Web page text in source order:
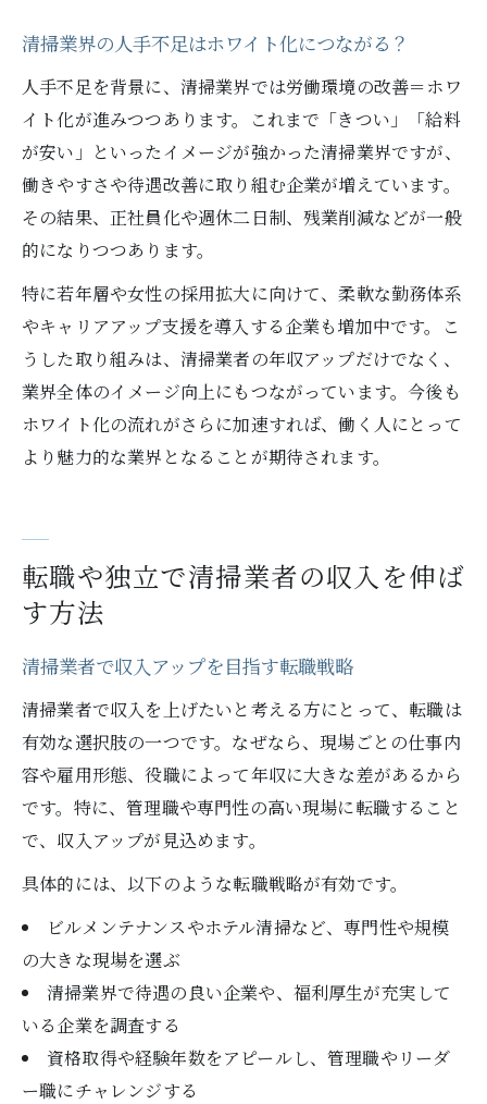
清掃業界の人手不足はホワイト化につながる？
人手不足を背景に、清掃業界では労働環境の改善＝ホワ
イト化が進みつつあります。これまで「きつい」「給料
が安い」といったイメージが強かった清掃業界ですが、
働きやすさや待遇改善に取り組む企業が増えています。
その結果、正社員化や週休二日制、残業削減などが一般
的になりつつあります。
特に若年層や女性の採用拡大に向けて、柔軟な勤務体系
やキャリアアップ支援を導入する企業も増加中です。こ
うした取り組みは、清掃業者の年収アップだけでなく、
業界全体のイメージ向上にもつながっています。今後も
ホワイト化の流れがさらに加速すれば、働く人にとって
より魅力的な業界となることが期待されます。
転職や独立で清掃業者の収入を伸ば
す方法
清掃業者で収入アップを目指す転職戦略
清掃業者で収入を上げたいと考える方にとって、転職は
有効な選択肢の一つです。なぜなら、現場ごとの仕事内
容や雇用形態、役職によって年収に大きな差があるから
です。特に、管理職や専門性の高い現場に転職すること
で、収入アップが見込めます。
具体的には、以下のような転職戦略が有効です。
ビルメンテナンスやホテル清掃など、専門性や規模
の大きな現場を選ぶ
清掃業界で待遇の良い企業や、福利厚生が充実して
いる企業を調査する
資格取得や経験年数をアピールし、管理職やリーダ
ー職にチャレンジする